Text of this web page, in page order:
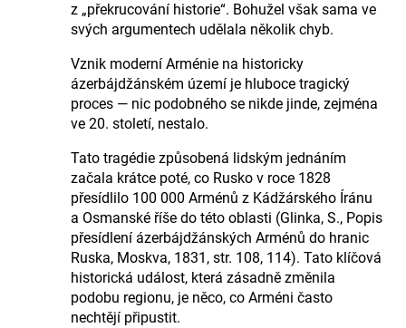
z „překrucování historie“. Bohužel však sama ve
svých argumentech udělala několik chyb.
Vznik moderní Arménie na historicky
ázerbájdžánském území je hluboce tragický
proces — nic podobného se nikde jinde, zejména
ve 20. století, nestalo.
Tato tragédie způsobená lidským jednáním
začala krátce poté, co Rusko v roce 1828
přesídlilo 100 000 Arménů z Kádžárského Íránu
a Osmanské říše do této oblasti (Glinka, S., Popis
přesídlení ázerbájdžánských Arménů do hranic
Ruska, Moskva, 1831, str. 108, 114). Tato klíčová
historická událost, která zásadně změnila
podobu regionu, je něco, co Arméni často
nechtějí připustit.